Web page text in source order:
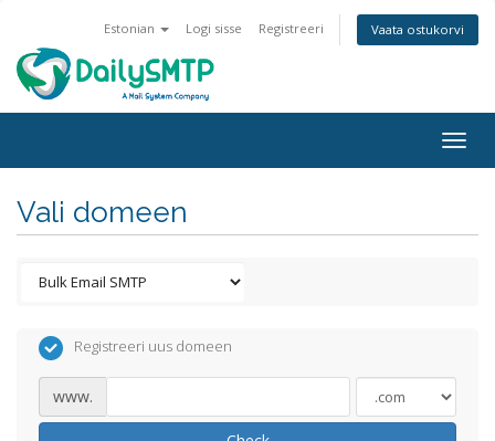
Estonian Logi sisse Registreeri Vaata ostukorvi
Vali domeen
Registreeri uus domeen
www.